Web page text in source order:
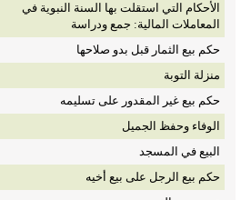
الأحكام التي استقلت بها السنة النبوية في
المعاملات المالية: جمع ودراسة
حكم بيع الثمار قبل بدو صلاحها
منزلة التوبة
حكم بيع غير المقدور على تسليمه
الوفاء وحفظ الجميل
البيع في المسجد
حكم بيع الرجل على بيع أخيه